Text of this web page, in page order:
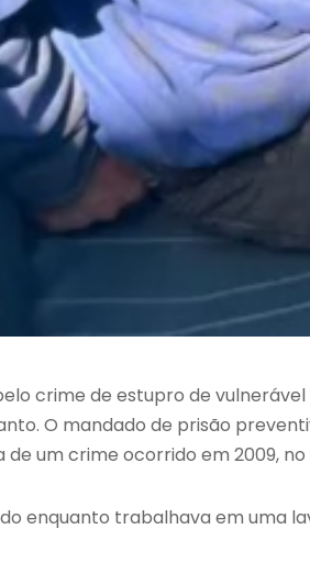
crime de estupro de
O mandado de prisão
um crime ocorrido em 2009,
enquanto trabalhava em uma